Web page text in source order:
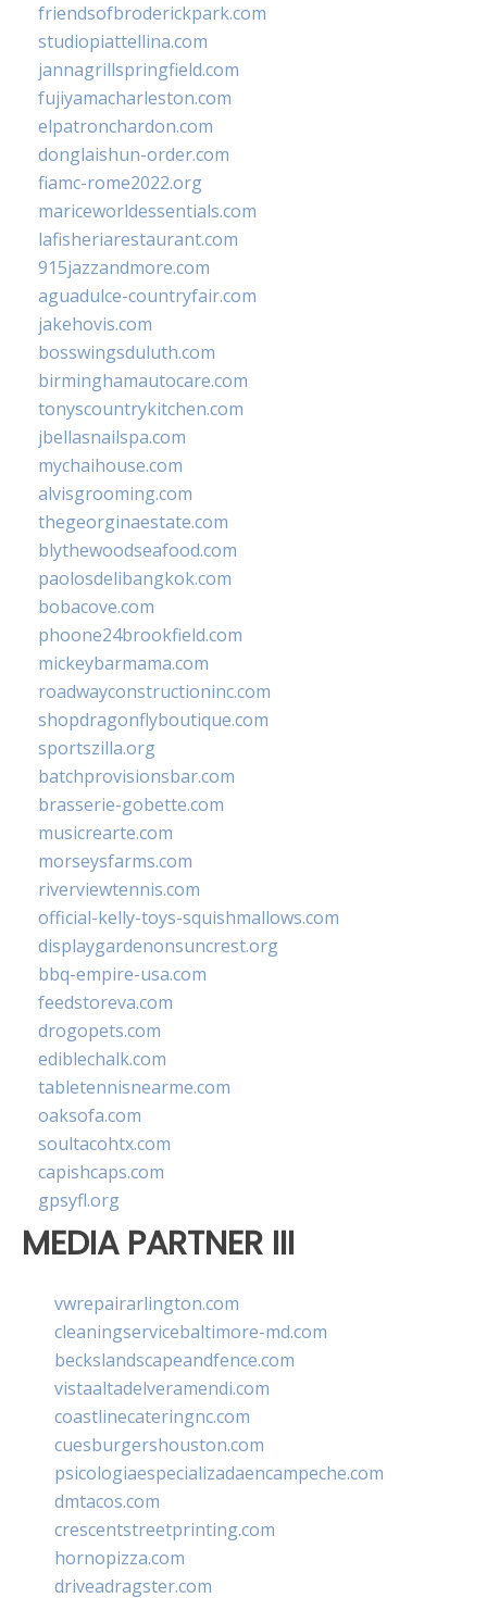
friendsofbroderickpark.com
studiopiattellina.com
jannagrillspringfield.com
fujiyamacharleston.com
elpatronchardon.com
donglaishun-order.com
fiamc-rome2022.org
mariceworldessentials.com
lafisheriarestaurant.com
915jazzandmore.com
aguadulce-countryfair.com
jakehovis.com
bosswingsduluth.com
birminghamautocare.com
tonyscountrykitchen.com
jbellasnailspa.com
mychaihouse.com
alvisgrooming.com
thegeorginaestate.com
blythewoodseafood.com
paolosdelibangkok.com
bobacove.com
phoone24brookfield.com
mickeybarmama.com
roadwayconstructioninc.com
shopdragonflyboutique.com
sportszilla.org
batchprovisionsbar.com
brasserie-gobette.com
musicrearte.com
morseysfarms.com
riverviewtennis.com
official-kelly-toys-squishmallows.com
displaygardenonsuncrest.org
bbq-empire-usa.com
feedstoreva.com
drogopets.com
ediblechalk.com
tabletennisnearme.com
oaksofa.com
soultacohtx.com
capishcaps.com
gpsyfl.org
MEDIA PARTNER III
vwrepairarlington.com
cleaningservicebaltimore-md.com
beckslandscapeandfence.com
vistaaltadelveramendi.com
coastlinecateringnc.com
cuesburgershouston.com
psicologiaespecializadaencampeche.com
dmtacos.com
crescentstreetprinting.com
hornopizza.com
driveadragster.com